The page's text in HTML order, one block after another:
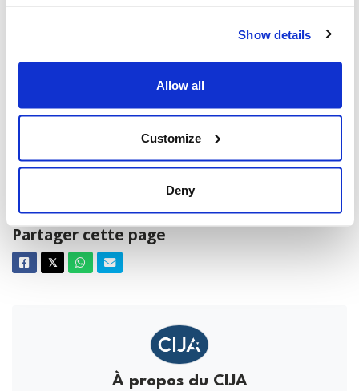
Show details
Allow all
Customize
Deny
prochaine année scolaire soit plus sûre et
plus inclusive pour tous, y compris pour les
étudiants, le corp professoral et le personnel
de soutien juifs.
Partager cette page
Facebook
𝕏 TwitterWhatsappCourriel
À propos du CIJA